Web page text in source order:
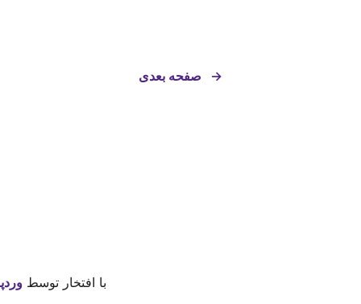
صفحه بعدی →
با افتخار توسط